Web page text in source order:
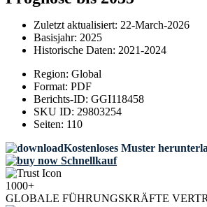
Zuletzt aktualisiert: 22-March-2026
Basisjahr: 2025
Historische Daten: 2021-2024
Region: Global
Format: PDF
Berichts-ID: GGI118458
SKU ID: 29803254
Seiten: 110
Kostenloses Muster
Schnellkauf
1000+
GLOBALE FÜHRUNGSKRÄFTE